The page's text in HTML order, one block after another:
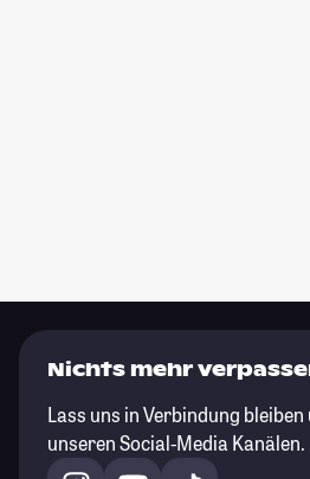
Nichts mehr
Lass uns in Verbindung
unseren Social-Media Kanälen.